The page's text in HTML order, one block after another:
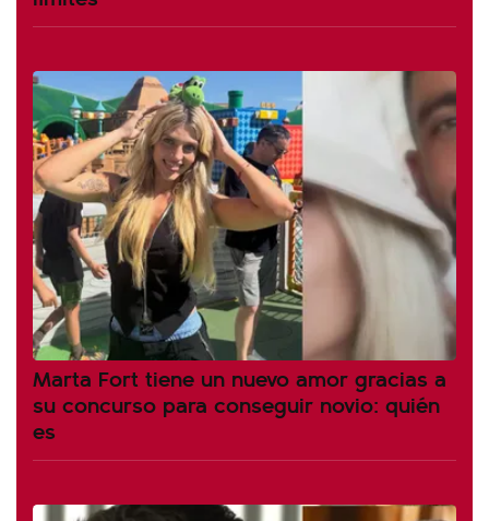
Marta Fort tiene un nuevo amor gracias a
su concurso para conseguir novio: quién
es